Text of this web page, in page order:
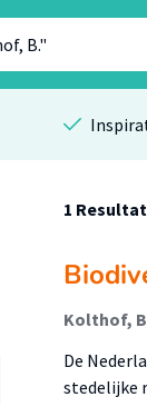
1
Kolthof,
De
stedelijke